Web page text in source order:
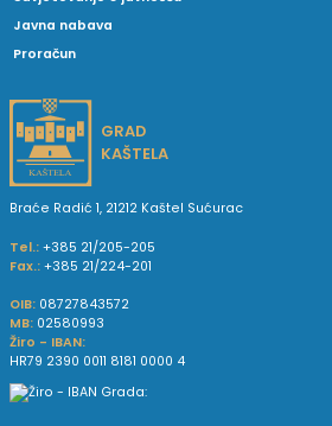
Javna nabava
Proračun
GRAD
KAŠTELA
Braće Radić 1, 21212 Kaštel Sućurac
Tel.: +385 21/205-205
Fax.: +385 21/224-201
OIB: 08727843572
MB: 02580993
Žiro - IBAN:
HR79 2390 0011 8181 0000 4